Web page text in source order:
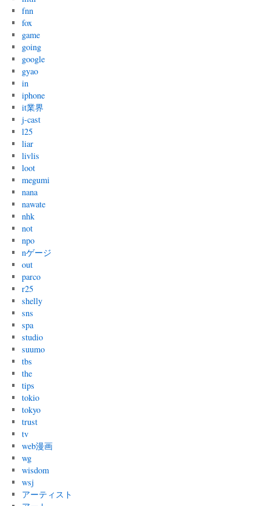
fnn
fox
game
going
google
gyao
in
iphone
it業界
j-cast
l25
liar
livlis
loot
megumi
nana
nawate
nhk
not
npo
nゲージ
out
parco
r25
shelly
sns
spa
studio
suumo
tbs
the
tips
tokio
tokyo
trust
tv
web漫画
wg
wisdom
wsj
アーティスト